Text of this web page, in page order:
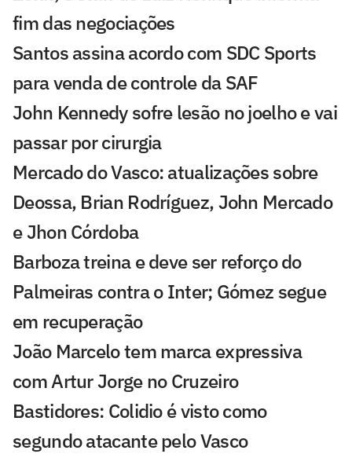
fim das negociações
Santos assina acordo com SDC Sports
para venda de controle da SAF
John Kennedy sofre lesão no joelho e vai
passar por cirurgia
Mercado do Vasco: atualizações sobre
Deossa, Brian Rodríguez, John Mercado
e Jhon Córdoba
Barboza treina e deve ser reforço do
Palmeiras contra o Inter; Gómez segue
em recuperação
João Marcelo tem marca expressiva
com Artur Jorge no Cruzeiro
Bastidores: Colidio é visto como
segundo atacante pelo Vasco